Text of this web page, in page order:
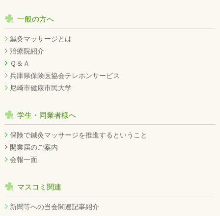
一般の方へ
鍼灸マッサージとは
治療院紹介
Ｑ＆Ａ
兵庫県保険医協会テレホンサービス
尼崎市健康市民大学
学生・同業者様へ
保険で鍼灸マッサージを推進するということ
開業届のご案内
会報一面
マスコミ関連
新聞等への当会関連記事紹介